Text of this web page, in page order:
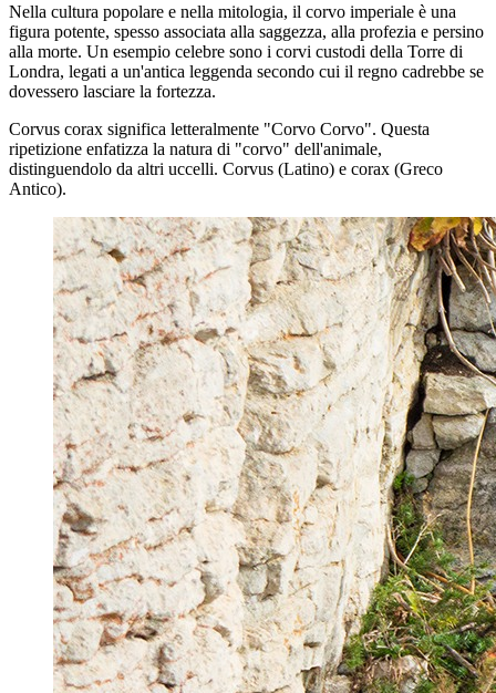
Nella cultura popolare e nella mitologia, il corvo imperiale è una
figura potente, spesso associata alla saggezza, alla profezia e persino
alla morte. Un esempio celebre sono i corvi custodi della Torre di
Londra, legati a un'antica leggenda secondo cui il regno cadrebbe se
dovessero lasciare la fortezza.
Corvus corax significa letteralmente "Corvo Corvo". Questa
ripetizione enfatizza la natura di "corvo" dell'animale,
distinguendolo da altri uccelli. Corvus (Latino) e corax (Greco
Antico).